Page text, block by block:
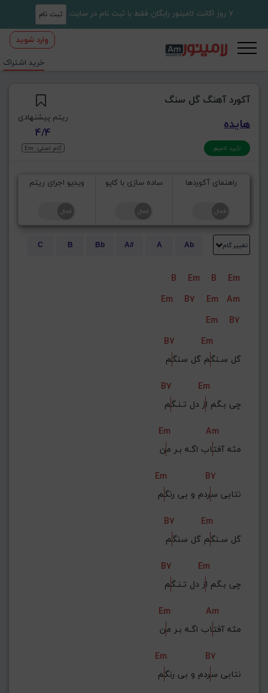
7 روز اکانت لامینور رایگان فقط با ثبت نام در سایت ثبت نام
وارد شوید
خرید اشتراک
آکورد آهنگ گل سنگ
هایده
تأیید لامینور
ریتم پیشنهادی
4/4
گام اصلی: Em
راهنمای آکوردها ساده سازی با کاپو ویدیو اجرای ریتم
تغییر گام Ab
A
A#
Bb
B
C
B Em B
Em
Em
B7 Em Am
Em
B7
B7
Em
گل سـنگم گل سنگم
B7
Em
چی بـگم از دل تـنـگم
Em
Am
مثه آفتاب اگـه بـر من
Em
B7
نتابی سردم و بی رنگم
B7
Em
گل سـنگم گل سنگم
B7
Em
چی بـگم از دل تـنـگم
Em
Am
مثه آفتاب اگـه بـر من
Em
B7
نتابی سردم و بی رنگم